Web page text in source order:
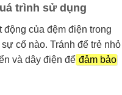
trình sử dụng
của đệm điện trong
cố nào. Tránh để trẻ nhỏ
và dây điện để đảm bảo